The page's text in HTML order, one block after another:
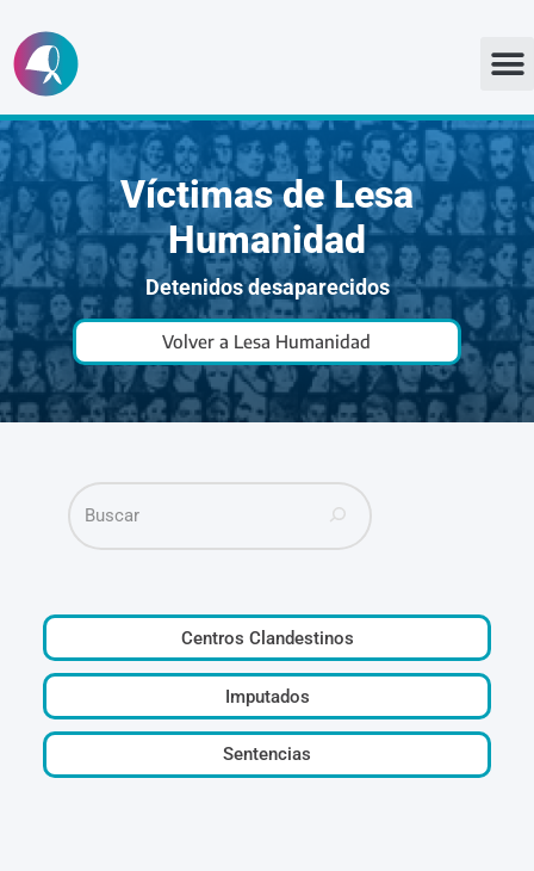
Ir
al
contenido
Víctimas de Lesa
Humanidad
Detenidos desaparecidos
Volver a Lesa Humanidad
Centros Clandestinos
Imputados
Sentencias